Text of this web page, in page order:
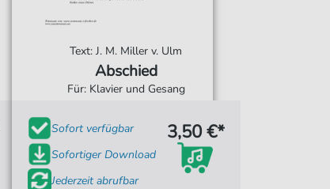
Text: J. M. Miller v. Ulm
Abschied
Für: Klavier und Gesang
Sofort verfügbar
Sofortiger Download
Jederzeit abrufbar
3,50 €*